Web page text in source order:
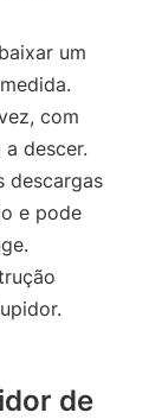
um
com
descer.
descargas
e pode
de